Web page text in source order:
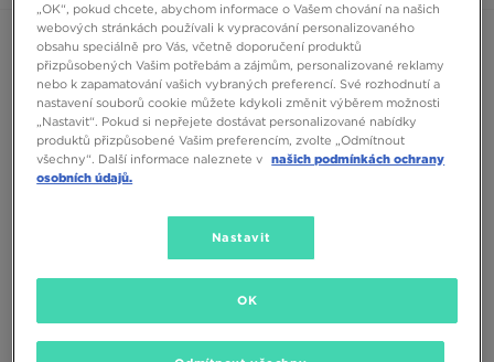
Seřadit:Doporučené Filtrovat
Žádné produkty k zobrazení
Změňte kritéria vyhledávání nebo
odstraňte vybrané filtry
„OK“, pokud chcete, abychom informace o Vašem chování na našich
webových stránkách používali k vypracování personalizovaného
obsahu speciálně pro Vás, včetně doporučení produktů
přizpůsobených Vašim potřebám a zájmům, personalizované reklamy
nebo k zapamatování vašich vybraných preferencí. Své rozhodnutí a
nastavení souborů cookie můžete kdykoli změnit výběrem možnosti
„Nastavit“. Pokud si nepřejete dostávat personalizované nabídky
produktů přizpůsobené Vašim preferencím, zvolte „Odmítnout
všechny“. Další informace naleznete v našich podmínkách ochrany
osobních údajů.
Nastavit
OK